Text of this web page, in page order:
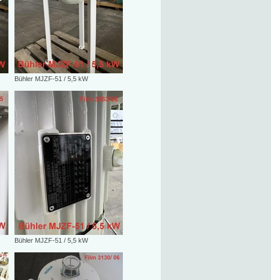
Bühler MJZF-51 / 5,5 kW
Bühler MJZF-51 / 5,5 kW